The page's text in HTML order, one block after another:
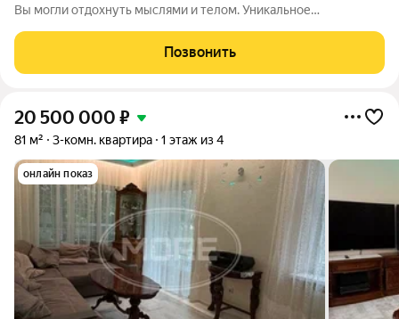
Вы могли отдохнуть мыслями и телом. Уникальное
квартира с грамотной европланировкой. +Общая площадь 38,2
кв.м БЕЗ УЧЕТА ЛОДЖИИ +Просторная
Позвонить
20 500 000 ₽
81 м² 3-комн. квартира 1 этаж из 4
онлайн показ